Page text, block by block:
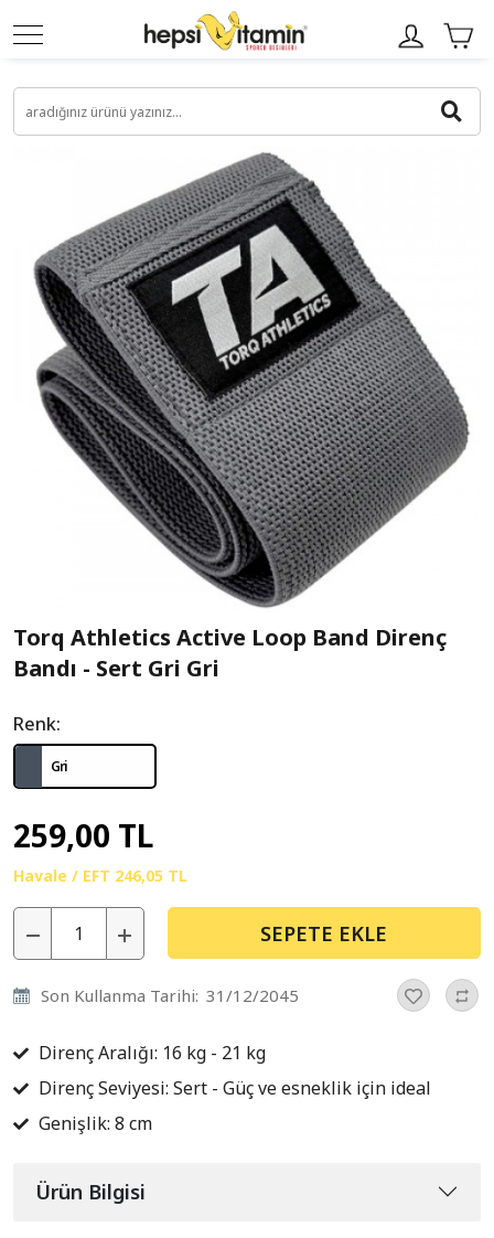
Torq Athletics Active Loop Band Direnç
Bandı - Sert Gri Gri
Renk:
Gri
259,00 TL
Havale / EFT 246,05 TL
SEPETE EKLE
Son Kullanma Tarihi: 31/12/2045
Direnç Aralığı: 16 kg - 21 kg
Direnç Seviyesi: Sert - Güç ve esneklik için ideal
Genişlik: 8 cm
Ürün Bilgisi